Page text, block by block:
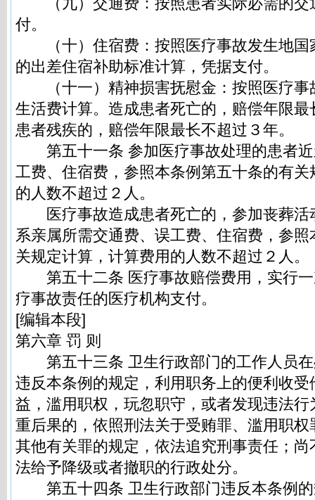
付。
（十）住宿费：按照医疗事故发生地国
的出差住宿补助标准计算，凭据支付。
（十一）精神损害抚慰金：按照医疗事
生活费计算。造成患者死亡的，赔偿年限
患者残疾的，赔偿年限最长不超过３年。
第五十一条 参加医疗事故处理的患者近
工费、住宿费，参照本条例第五十条的有
的人数不超过２人。
医疗事故造成患者死亡的，参加丧葬活
系亲属所需交通费、误工费、住宿费，参
关规定计算，计算费用的人数不超过２人。
第五十二条 医疗事故赔偿费用，实行一
疗事故责任的医疗机构支付。
[编辑本段]
第六章 罚 则
第五十三条 卫生行政部门的工作人员在
违反本条例的规定，利用职务上的便利收
益，滥用职权，玩忽职守，或者发现违法
重后果的，依照刑法关于受贿罪、滥用职
其他有关罪的规定，依法追究刑事责任；
法给予降级或者撤职的行政处分。
第五十四条 卫生行政部门违反本条例的